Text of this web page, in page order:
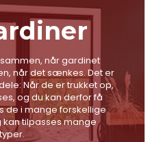
når gardinet
når det sænkes. Det er
Når de er trukket op,
og du kan derfor få
de i mange forskellige
tilpasses mange